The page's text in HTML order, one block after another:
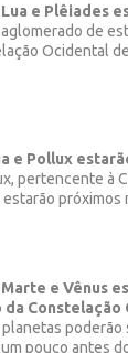
e Plêiades
aglomerado de
Ocidental
e Pollux
pertencente à
próximos
Marte e Vênus
da Constelação
poderão
pouco antes